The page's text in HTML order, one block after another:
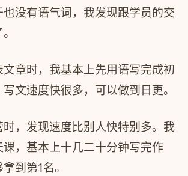
没有语气词，我发现跟学员的交
章时，我基本上先用语写完成初
文速度快很多，可以做到日更。
，发现速度比别人快特别多。我
，基本上十几二十分钟写完作
到第1名。